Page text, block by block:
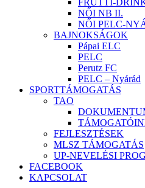
FRUTTI-
NŐI NB II.
NŐI PELC-
BAJNOKSÁGOK
Pápai ELC
PELC
Perutz FC
PELC – Nyárád
SPORTTÁMOGATÁS
TAO
FEJLESZTÉSEK
MLSZ TÁMOGATÁS
UP-NEVELÉSI
FACEBOOK
KAPCSOLAT